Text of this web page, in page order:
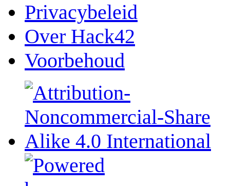
Privacybeleid
Over Hack42
Voorbehoud